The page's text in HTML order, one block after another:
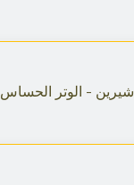
Sherine - El Watar El Hassas | Türkçe Çeviri/Turkish Subtitle | شيرين - الوتر الحساس